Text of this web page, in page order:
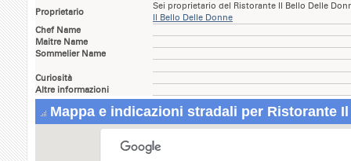
Proprietario
Sei proprietario del Ristorante Il Bello Delle
Il Bello Delle Donne
Chef Name
Maitre Name
Sommelier Name
Curiosità
Altre informazioni
Mappa e indicazioni stradali per Ristorante